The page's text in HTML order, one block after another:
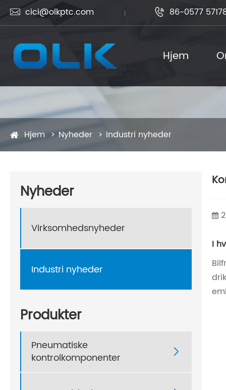
 cici@olkptc.com  86-0577
Hjem
Hjem Nyheder Industri nyheder
Nyheder
Virksomhedsnyheder
Industri nyheder
Produkter
Pneumatiske
kontrolkomponenter

I